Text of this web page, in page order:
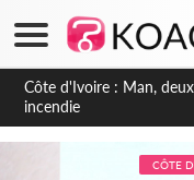
Côte d'Ivoire : Séileu, la
transformée en vaste
dépigmentants
CÔTE